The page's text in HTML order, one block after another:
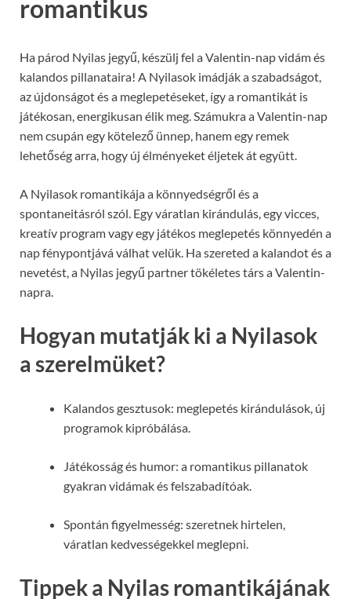
romantikus
Ha párod Nyilas jegyű, készülj fel a Valentin-nap vidám és
kalandos pillanataira! A Nyilasok imádják a szabadságot,
az újdonságot és a meglepetéseket, így a romantikát is
játékosan, energikusan élik meg. Számukra a Valentin-nap
nem csupán egy kötelező ünnep, hanem egy remek
lehetőség arra, hogy új élményeket éljetek át együtt.
A Nyilasok romantikája a könnyedségről és a
spontaneitásról szól. Egy váratlan kirándulás, egy vicces,
kreatív program vagy egy játékos meglepetés könnyedén a
nap fénypontjává válhat velük. Ha szereted a kalandot és a
nevetést, a Nyilas jegyű partner tökéletes társ a Valentin-
napra.
Hogyan mutatják ki a Nyilasok
a szerelmüket?
Kalandos gesztusok: meglepetés kirándulások, új
programok kipróbálása.
Játékosság és humor: a romantikus pillanatok
gyakran vidámak és felszabadítóak.
Spontán figyelmesség: szeretnek hirtelen,
váratlan kedvességekkel meglepni.
Tippek a Nyilas romantikájának